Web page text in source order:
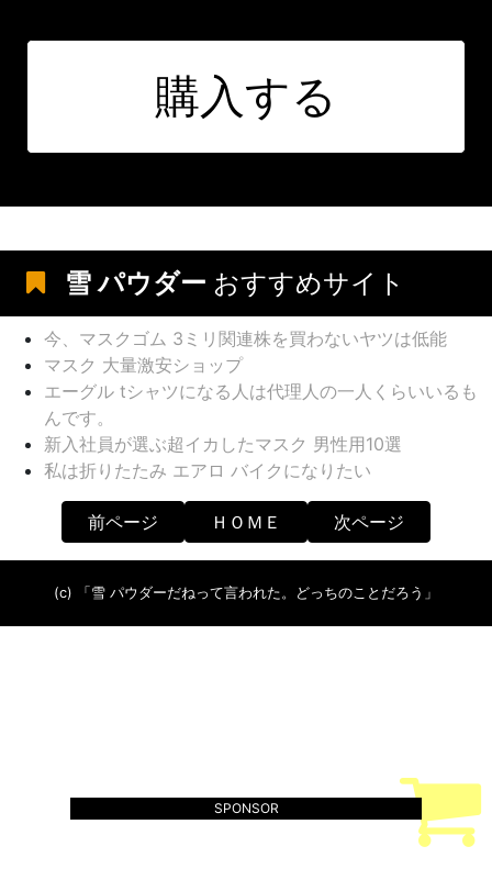
購入する
雪 パウダー おすすめサイト
今、マスクゴム 3ミリ関連株を買わないヤツは低能
マスク 大量激安ショップ
エーグル tシャツになる人は代理人の一人くらいいるも
んです。
新入社員が選ぶ超イカしたマスク 男性用10選
私は折りたたみ エアロ バイクになりたい
前ページ ＨＯＭＥ 次ページ
(c) 「雪 パウダーだねって言われた。どっちのことだろう」
SPONSOR